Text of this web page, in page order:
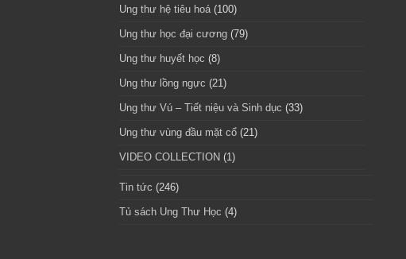
Ung thư hệ tiêu hoá(100)
Ung thư học đại cương(79)
Ung thư huyết học (8)
Ung thư lồng ngực (21)
Ung thư Vú – Tiết niệu và Sinh dục (33)
Ung thư vùng đầu mặt cổ(21)
VIDEO COLLECTION (1)
Tin tức (246)
Tủ sách Ung Thư Học (4)